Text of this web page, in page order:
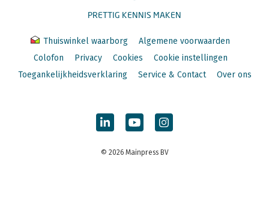
PRETTIG KENNIS MAKEN
Thuiswinkel waarborg
Algemene voorwaarden
Colofon
Privacy Cookies
Cookie instellingen
Toegankelijkheidsverklaring
Service & Contact Over ons
© 2026 Mainpress BV